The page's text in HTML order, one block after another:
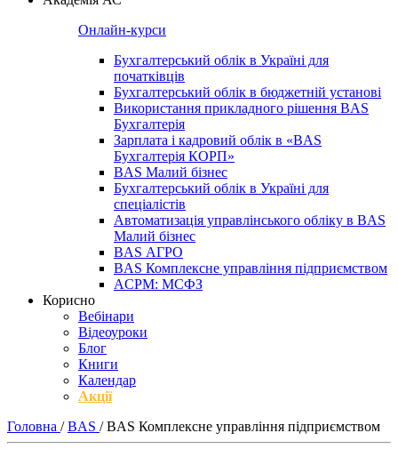
Онлайн-курси
Бухгалтерський облік в Україні для
початківців
Бухгалтерський облік в бюджетній установі
Використання прикладного рішення BAS
Бухгалтерія
Зарплата і кадровий облік в «BAS
Бухгалтерія КОРП»
BAS Малий бізнес
Бухгалтерський облік в Україні для
спеціалістів
Автоматизація управлінського обліку в BAS
Малий бізнес
BAS АГРО
BAS Комплексне управління підприємством
ACPM: МСФЗ
Корисно
Вебінари
Відеоуроки
Блог
Книги
Календар
Акції
Головна / BAS / BAS Комплексне управління підприємством